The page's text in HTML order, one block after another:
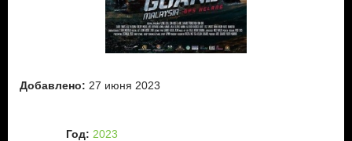
Добавлено: 27 июня 2023
Год: 2023